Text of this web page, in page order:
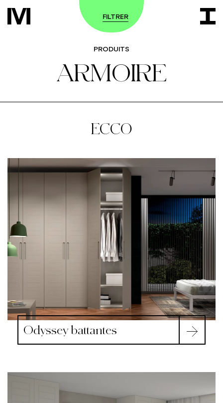
FILTRER
PRODUITS
ARMOIRE
ECCO
Odyssey battantes